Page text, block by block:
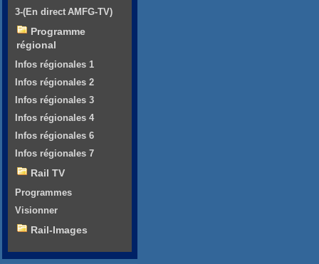
3-(En direct AMFG-TV)
Programme
régional
Infos régionales 1
Infos régionales 2
Infos régionales 3
Infos régionales 4
Infos régionales 6
Infos régionales 7
Rail TV
Programmes
Visionner
Rail-Images